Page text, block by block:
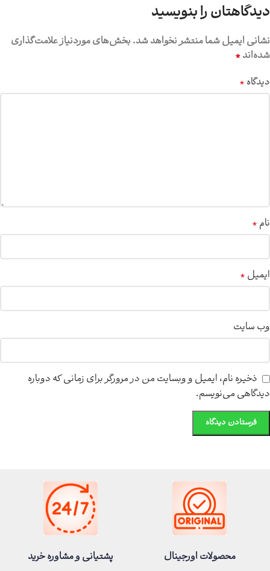
دیدگاهتان را بنویسید
نشانی ایمیل شما منتشر نخواهد شد.بخش‌های موردنیاز علامت‌گذاری
شده‌اند*
دیدگاه*
نام*
ایمیل*
وب‌ سایت
ذخیره نام، ایمیل و وبسایت من در مرورگر برای زمانی که دوباره
دیدگاهی می‌نویسم.
محصولات اورجینال پشتیانی و مشاوره خرید